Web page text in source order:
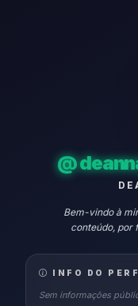
@
Bem-vindo à
conteúdo, por
INFO DO
Sem informações